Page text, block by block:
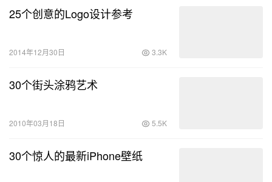
25个创意的Logo设计参考
2014年12月30日 3.3K
30个街头涂鸦艺术
2010年03月18日 5.5K
30个惊人的最新iPhone壁纸